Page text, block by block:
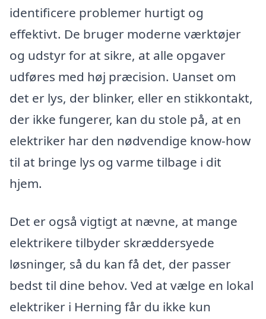
identificere problemer hurtigt og
effektivt. De bruger moderne værktøjer
og udstyr for at sikre, at alle opgaver
udføres med høj præcision. Uanset om
det er lys, der blinker, eller en stikkontakt,
der ikke fungerer, kan du stole på, at en
elektriker har den nødvendige know-how
til at bringe lys og varme tilbage i dit
hjem.
Det er også vigtigt at nævne, at mange
elektrikere tilbyder skræddersyede
løsninger, så du kan få det, der passer
bedst til dine behov. Ved at vælge en lokal
elektriker i Herning får du ikke kun